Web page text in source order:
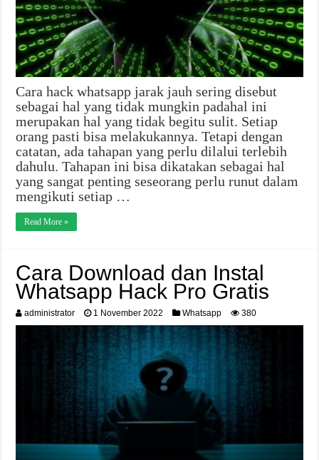
Cara hack whatsapp jarak jauh sering disebut
sebagai hal yang tidak mungkin padahal ini
merupakan hal yang tidak begitu sulit. Setiap
orang pasti bisa melakukannya. Tetapi dengan
catatan, ada tahapan yang perlu dilalui terlebih
dahulu. Tahapan ini bisa dikatakan sebagai hal
yang sangat penting seseorang perlu runut dalam
mengikuti setiap …
Read More »
Cara Download dan Instal
Whatsapp Hack Pro Gratis
administrator 1 November 2022 Whatsapp 380